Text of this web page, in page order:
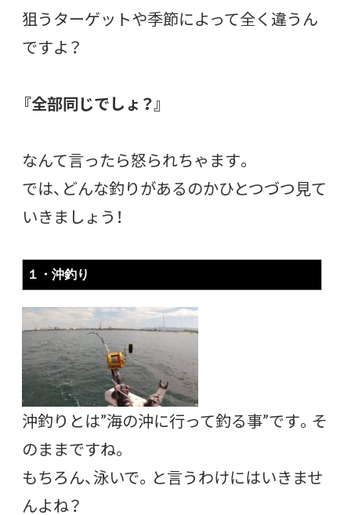
狙うターゲットや季節によって全く違うん
ですよ？
『全部同じでしょ？』
なんて言ったら怒られちゃます。
では、どんな釣りがあるのかひとつづつ見て
いきましょう！
１・沖釣り
沖釣りとは”海の沖に行って釣る事”です。そ
のままですね。
もちろん、泳いで。と言うわけにはいきませ
んよね？